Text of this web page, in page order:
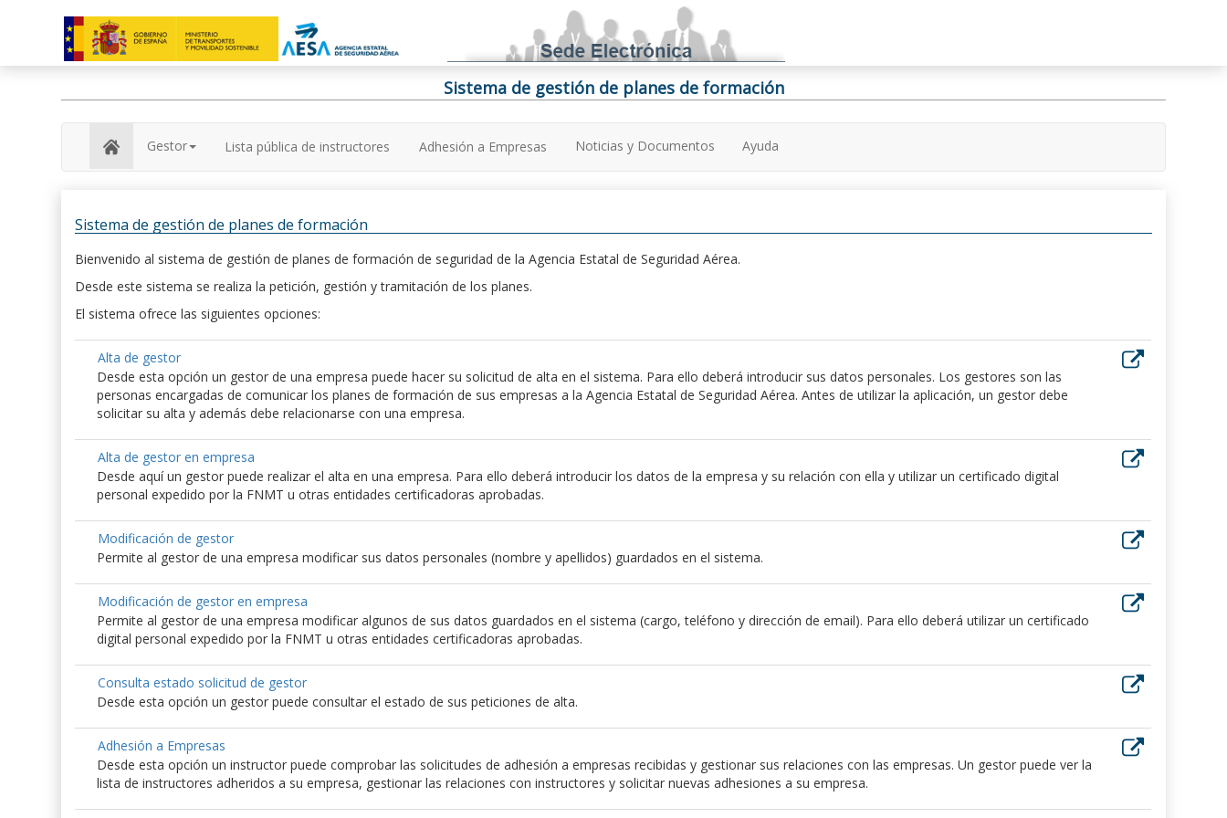
Sistema de gestión de planes de formación
Gestor Lista pública de instructores Adhesión a Empresas Noticias y Documentos Ayuda
Sistema de gestión de planes de formación
Bienvenido al sistema de gestión de planes de formación de seguridad de la Agencia Estatal de Seguridad Aérea.
Desde este sistema se realiza la petición, gestión y tramitación de los planes.
El sistema ofrece las siguientes opciones:
Alta de gestor
Desde esta opción un gestor de una empresa puede hacer su solicitud de alta en el sistema. Para ello deberá introducir sus datos personales. Los gestores son las
personas encargadas de comunicar los planes de formación de sus empresas a la Agencia Estatal de Seguridad Aérea. Antes de utilizar la aplicación, un gestor debe
solicitar su alta y además debe relacionarse con una empresa.
Alta de gestor en empresa
Desde aquí un gestor puede realizar el alta en una empresa. Para ello deberá introducir los datos de la empresa y su relación con ella y utilizar un certificado digital
personal expedido por la FNMT u otras entidades certificadoras aprobadas.
Modificación de gestor
Permite al gestor de una empresa modificar sus datos personales (nombre y apellidos) guardados en el sistema.
Modificación de gestor en empresa
Permite al gestor de una empresa modificar algunos de sus datos guardados en el sistema (cargo, teléfono y dirección de email). Para ello deberá utilizar un certificado
digital personal expedido por la FNMT u otras entidades certificadoras aprobadas.
Consulta estado solicitud de gestor
Desde esta opción un gestor puede consultar el estado de sus peticiones de alta.
Adhesión a Empresas
Desde esta opción un instructor puede comprobar las solicitudes de adhesión a empresas recibidas y gestionar sus relaciones con las empresas. Un gestor puede ver la
lista de instructores adheridos a su empresa, gestionar las relaciones con instructores y solicitar nuevas adhesiones a su empresa.